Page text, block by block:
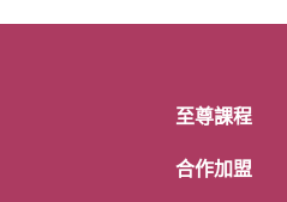
至尊課程
合作加盟